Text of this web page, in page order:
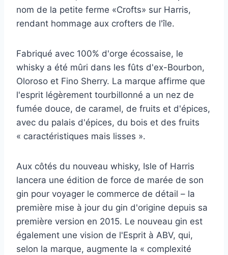
nom de la petite ferme «Crofts» sur Harris,
rendant hommage aux crofters de l'île.
Fabriqué avec 100% d'orge écossaise, le
whisky a été mûri dans les fûts d'ex-Bourbon,
Oloroso et Fino Sherry. La marque affirme que
l'esprit légèrement tourbillonné a un nez de
fumée douce, de caramel, de fruits et d'épices,
avec du palais d'épices, du bois et des fruits
« caractéristiques mais lisses ».
Aux côtés du nouveau whisky, Isle of Harris
lancera une édition de force de marée de son
gin pour voyager le commerce de détail – la
première mise à jour du gin d'origine depuis sa
première version en 2015. Le nouveau gin est
également une vision de l'Esprit à ABV, qui,
selon la marque, augmente la « complexité